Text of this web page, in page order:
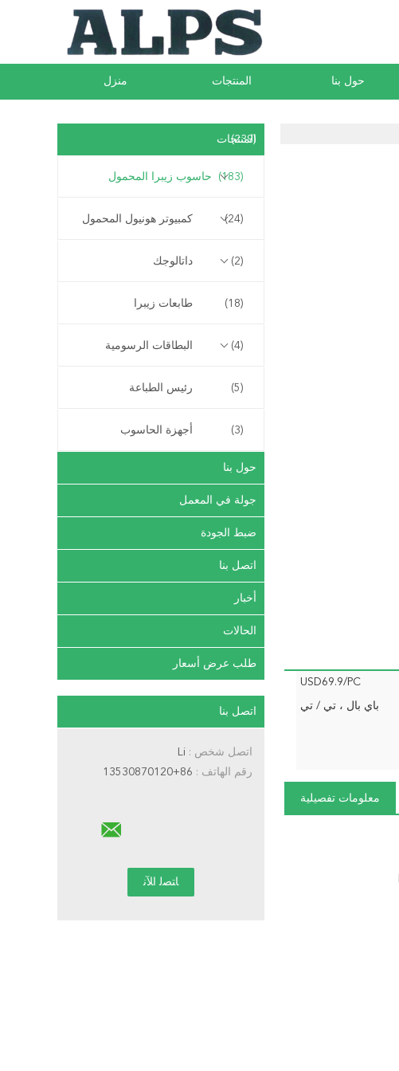
منزل المنتجات حول بنا
المنتجات(239)
حاسوب زيبرا المحمول (183)
كمبيوتر هونيول المحمول (24)
داتالوجك (2)
طابعات زيبرا (18)
البطاقات الرسومية (4)
رئيس الطباعة (5)
أجهزة الحاسوب (3)
حول بنا
جولة في المعمل
ضبط الجودة
اتصل بنا
أخبار
الحالات
طلب عرض أسعار
اتصل بنا
اتصل شخص :
رقم الهاتف :
USD69.9/PC
باي بال ، تي / تي
معلومات تفصيلية